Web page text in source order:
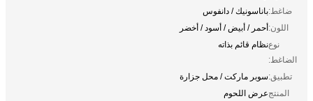
ضاغط:باناسونيك / دانفوس
اللون:أحمر / أبيض / أسود / أخضر
نوع
الضاغط:
نظام قائم بذاته
تطبيق:سوبر ماركت / محل جزارة
المنتجعرض اللحوم